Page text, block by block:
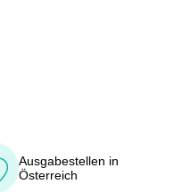
Ausgabestellen in
Österreich